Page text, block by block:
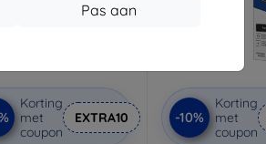
Pas aan
Korting
met
coupon
EXTRA10 -10%
Korting
met
coupon